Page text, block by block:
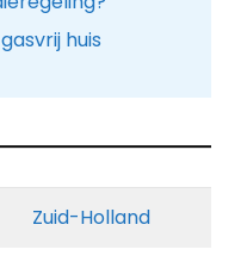
huis
Zuid-Holland